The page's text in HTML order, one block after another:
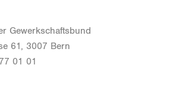
Ge­werk­schafts­bund
61, 3007 Bern
01 01